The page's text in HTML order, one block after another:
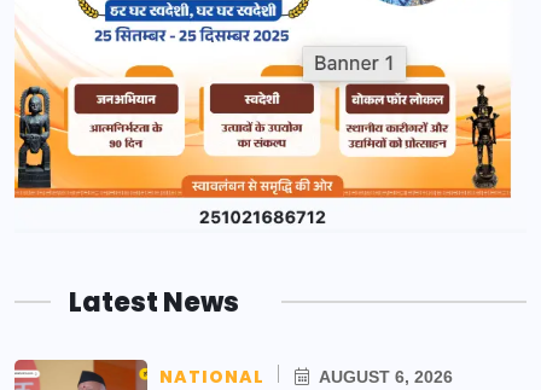
Latest News
NATIONAL AUGUST 6, 2026